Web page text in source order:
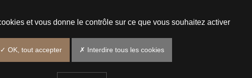
et vous donne le contrôle sur ce que vous souhaitez activer
✓ OK, tout accepter ✗ Interdire tous les cookies